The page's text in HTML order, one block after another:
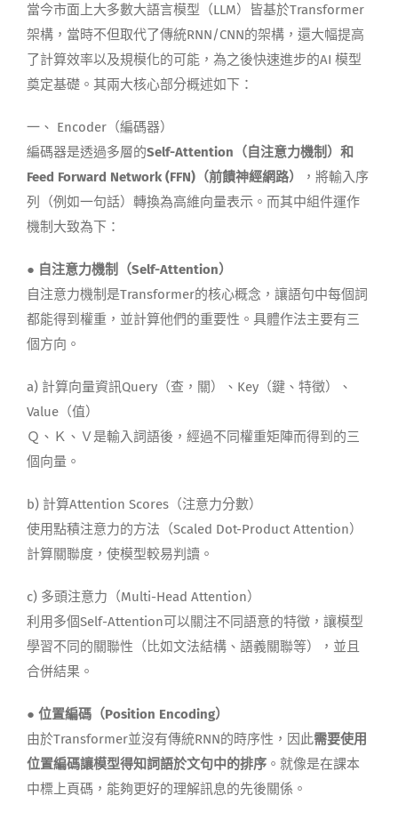
當今市面上大多數大語言模型 （LLM）皆基於Transformer
架構， 當時不但取代了傳統RNN/CNN的架構， 還大幅提高
了計算效率以及規模化的可能，為之後快速進步的AI 模型
奠定基礎。 其兩大核心部分概述如下：
一、 Encoder（編碼器）
編碼器是透過多層的Self-Attention（自注意力機制）和
Feed Forward Network (FFN)（前饋神經網路） ， 將輸入序
列
（例如一句話） 轉換為高維向量表示 。而其中組件運作
機制大致為下：
● 自注意力機制（Self-Attention）
自注意力機制是Transformer的核心概念，讓語句中每個詞
都能得到權重，並計算他們的重要性。具體作法主要有三
個方向。
a) 計算向量資訊Query（查，關） 、 Key（鍵、特徵）
、
Value（值）
Ｑ、Ｋ、Ｖ是輸入詞語後，經過不同權重矩陣而得到的三
個向量。
b) 計算Attention Scores（注意力分數）
使用點積注意力的方法（Scaled Dot-Product Attention）
計算關聯度，使模型較易判讀。
c) 多頭注意力 （Multi-Head Attention）
利用多個Self-Attention可以關注不同語意的特徵，讓模型
學習不同的關聯性 （比如文法結構、語義關聯等）
，並且
合併結果。
● 位置編碼（Position Encoding）
由於Transformer並沒有傳統RNN的時序性 ，因此需要使用
位置編碼讓模型得知詞語於文句中的排序。就像是在課本
中標上頁碼，能夠更好的理解訊息的先後關係。